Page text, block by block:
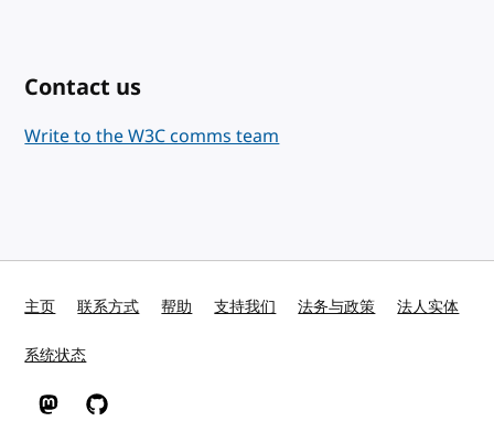
Contact us
Write to the W3C comms team
主页 联系方式 帮助 支持我们 法务与政策 法人实体
系统状态
W3C 在 Mastodon
W3C 在 GitHub